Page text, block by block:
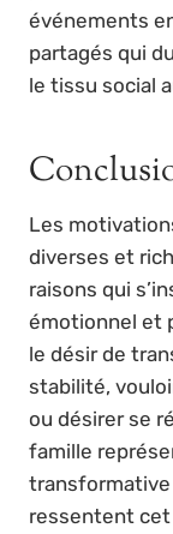
événements
partagés qui
le tissu social
Les
diverses et
raisons qui
émotionnel et
le désir de
stabilité,
ou désirer se
famille
transformative
ressentent cet